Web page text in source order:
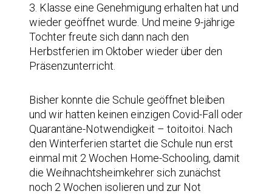
3. Klasse eine Genehmigung erhalten hat und
wieder geöffnet wurde. Und meine 9-jährige
Tochter freute sich dann nach den
Herbstferien im Oktober wieder über den
Präsenzunterricht.
Bisher konnte die Schule geöffnet bleiben
und wir hatten keinen einzigen Covid-Fall oder
Quarantäne-Notwendigkeit – toitoitoi. Nach
den Winterferien startet die Schule nun erst
einmal mit 2 Wochen Home-Schooling, damit
die Weihnachtsheimkehrer sich zunächst
noch 2 Wochen isolieren und zur Not